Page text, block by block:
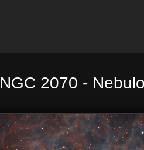
NGC 2070 -